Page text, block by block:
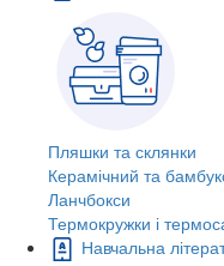
Пляшки та склянки
Керамічний та
Ланчбокси
Термокружки і
Навчальна